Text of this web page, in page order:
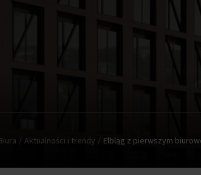
Aktualności i trendy Elbląg z pierwszym